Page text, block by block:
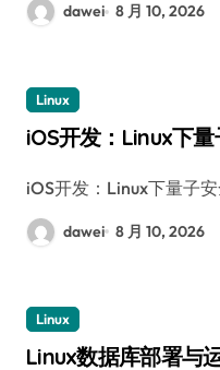
dawei 8 月 10, 2026
Linux
iOS开发：Linux下
iOS开发：Linux下量子
dawei 8 月 10, 2026
Linux
Linux数据库部署与